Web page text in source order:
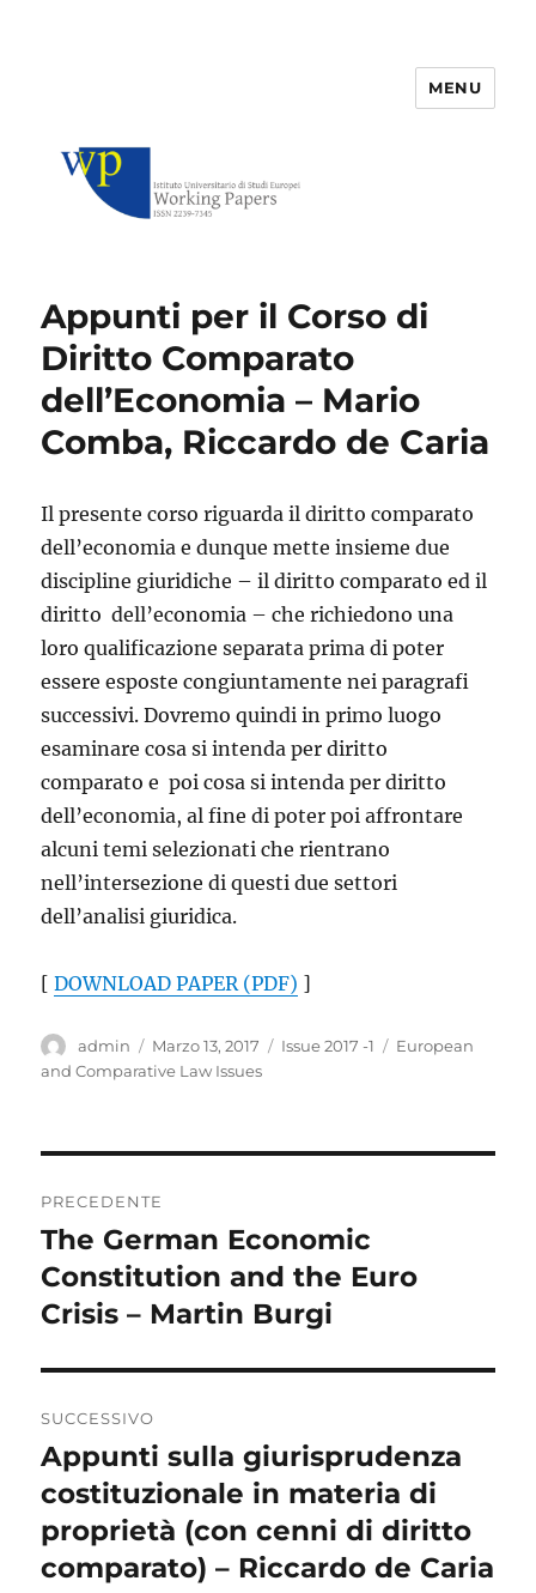
MENU
Appunti per il Corso di
Diritto Comparato
dell’Economia – Mario
Comba, Riccardo de Caria
Il presente corso riguarda il diritto comparato
dell’economia e dunque mette insieme due
discipline giuridiche – il diritto comparato ed il
diritto dell’economia – che richiedono una
loro qualificazione separata prima di poter
essere esposte congiuntamente nei paragrafi
successivi. Dovremo quindi in primo luogo
esaminare cosa si intenda per diritto
comparato e poi cosa si intenda per diritto
dell’economia, al fine di poter poi affrontare
alcuni temi selezionati che rientrano
nell’intersezione di questi due settori
dell’analisi giuridica.
[DOWNLOAD PAPER (PDF) ]
Autore
admin
Pubblicato
il
Marzo 13, 2017 Categorie
Issue 2017 -1 Tag
European
and Comparative Law Issues
articoli
PRECEDENTE
Articolo
precedente:
The German Economic
Constitution and the Euro
Crisis – Martin Burgi
SUCCESSIVO
Articolo
successivo:
Appunti sulla giurisprudenza
costituzionale in materia di
proprietà (con cenni di diritto
comparato) – Riccardo de Caria